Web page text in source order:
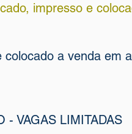
impresso e
a venda em
- VAGAS LIMITADAS